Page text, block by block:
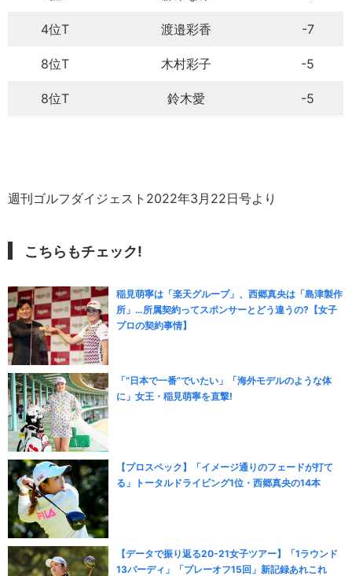
4位T 渡邉彩香 -7
8位T 木村彩子 -5
8位T 鈴木愛 -5
週刊ゴルフダイジェスト2022年3月22日号より
こちらもチェック!
稲見萌寧は「楽天グループ」、西郷真央は「島津製作
所」…所属契約ってスポンサーとどう違うの?【女子
プロの契約事情】
「“日本で一番”でいたい」「海外モデルのような体
に」女王・稲見萌寧を直撃!
【プロスペック】「イメージ通りのフェードが打て
る」トータルドライビング1位・西郷真央の14本
【データで振り返る20-21女子ツアー】「1ラウンド
13バーディ」「プレーオフ15回」新記録あれこれ